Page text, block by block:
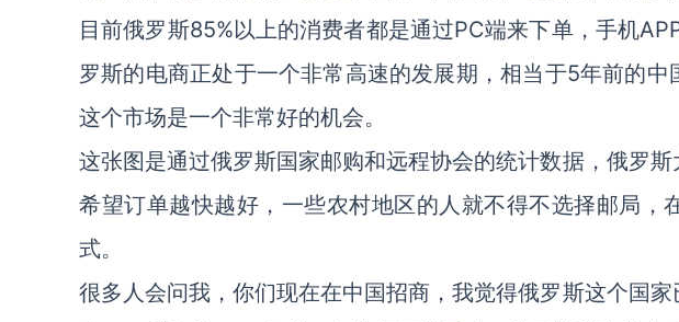
目前俄罗斯85%以上的消费者都是通过PC端来下单，手机
罗斯的电商正处于一个非常高速的发展期，相当于5年前的中
这个市场是一个非常好的机会。
这张图是通过俄罗斯国家邮购和远程协会的统计数据，俄罗
希望订单越快越好，一些农村地区的人就不得不选择邮局，
式。
很多人会问我，你们现在在中国招商，我觉得俄罗斯这个国